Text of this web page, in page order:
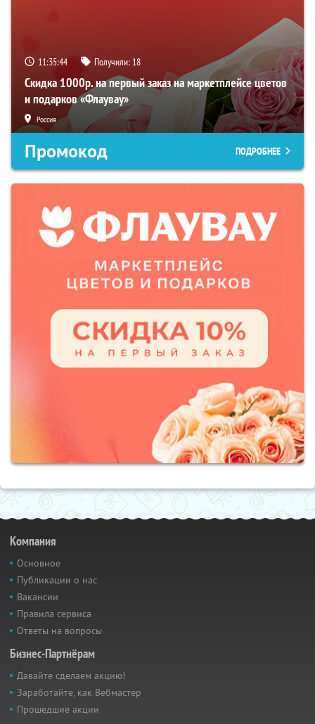
11:35:42 Получили: 18
Скидка 1000р. на первый заказ на маркетплейсе цветов
и подарков «Флаувау»
Россия
Промокод ПОДРОБНЕЕ
Компания
Основное
Публикации о нас
Вакансии
Правила сервиса
Ответы на вопросы
Бизнес-Партнёрам
Давайте сделаем акцию!
Заработайте, как Вебмастер
Прошедшие акции